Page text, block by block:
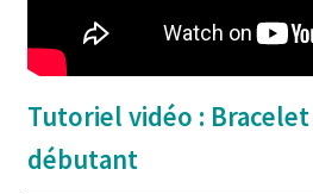
Tutoriel vidéo :
débutant